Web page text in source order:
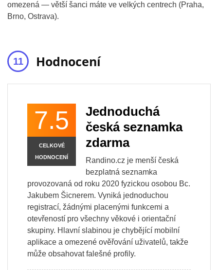
omezená — větší šanci máte ve velkých centrech (Praha,
Brno, Ostrava).
Hodnocení
7.5
CELKOVÉ
HODNOCENÍ
Jednoduchá
česká seznamka
zdarma
Randino.cz je menší česká
bezplatná seznamka
provozovaná od roku 2020 fyzickou osobou Bc.
Jakubem Šicnerem. Vyniká jednoduchou
registrací, žádnými placenými funkcemi a
otevřeností pro všechny věkové i orientační
skupiny. Hlavní slabinou je chybějící mobilní
aplikace a omezené ověřování uživatelů, takže
může obsahovat falešné profily.